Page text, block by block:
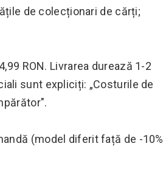
de colecționari de cărți;
RON. Livrarea durează 1-2
sunt expliciți: „Costurile de
(model diferit față de -10%